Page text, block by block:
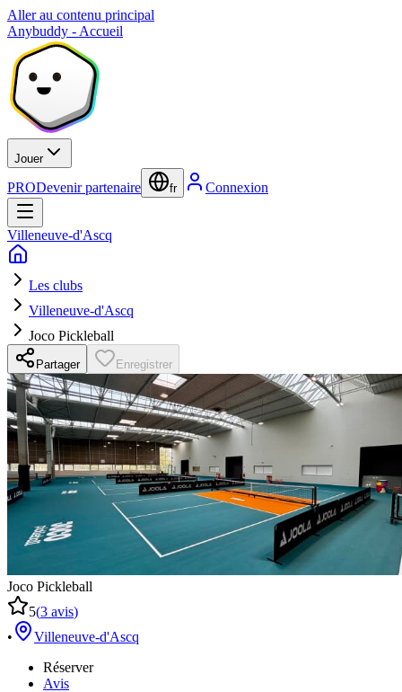
Aller au contenu principal
Anybuddy - Accueil
Jouer
PRODevenir partenaire fr Connexion
Villeneuve-d'Ascq
Les clubs
Villeneuve-d'Ascq
Joco Pickleball
Partager Enregistrer
Joco Pickleball
5(3 avis)
•
Villeneuve-d'Ascq
Réserver
Avis